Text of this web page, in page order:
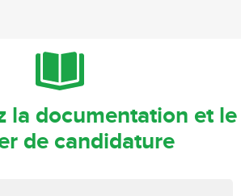
la documentation et le
de candidature